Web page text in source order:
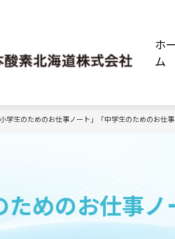
ホー
ム
小学生のためのお仕事ノート」「中学生のためのお仕
ためのお仕事